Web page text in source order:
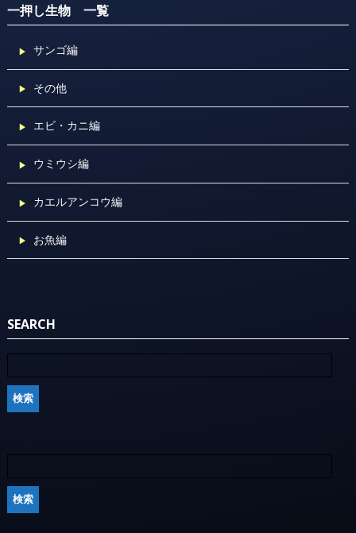
一押し生物 一覧
サンゴ編
その他
エビ・カニ編
ウミウシ編
カエルアンコウ編
お魚編
SEARCH